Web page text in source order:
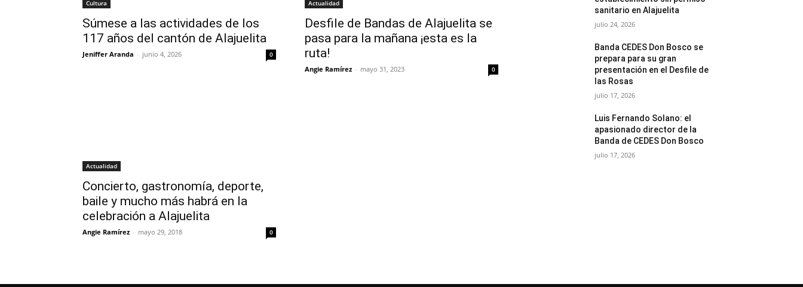
Cultura
Súmese a las actividades de los
117 años del cantón de Alajuelita
Jeniffer Aranda - junio 4, 2026 0
Actualidad
Desfile de Bandas de Alajuelita se
pasa para la mañana ¡esta es la
ruta!
Angie Ramírez - mayo 31, 2023 0
Actualidad
Concierto, gastronomía, deporte,
baile y mucho más habrá en la
celebración a Alajuelita
Angie Ramírez - mayo 29, 2018 0
sanitario en Alajuelita
julio 24, 2026
Banda CEDES Don Bosco se
prepara para su gran
presentación en el Desfile de
las Rosas
julio 17, 2026
Luis Fernando Solano: el
apasionado director de la
Banda de CEDES Don Bosco
julio 17, 2026